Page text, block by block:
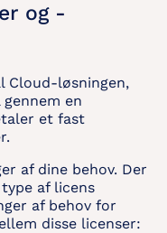
og -
Cloud-løsningen,
en
et fast
af dine behov. Der
af licens
af behov for
disse licenser: